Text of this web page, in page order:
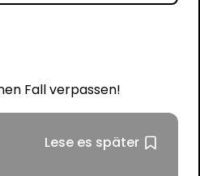
Fall verpassen!
Lese es später